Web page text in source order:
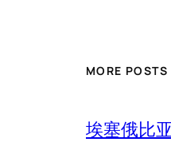
MORE POSTS
埃塞俄比